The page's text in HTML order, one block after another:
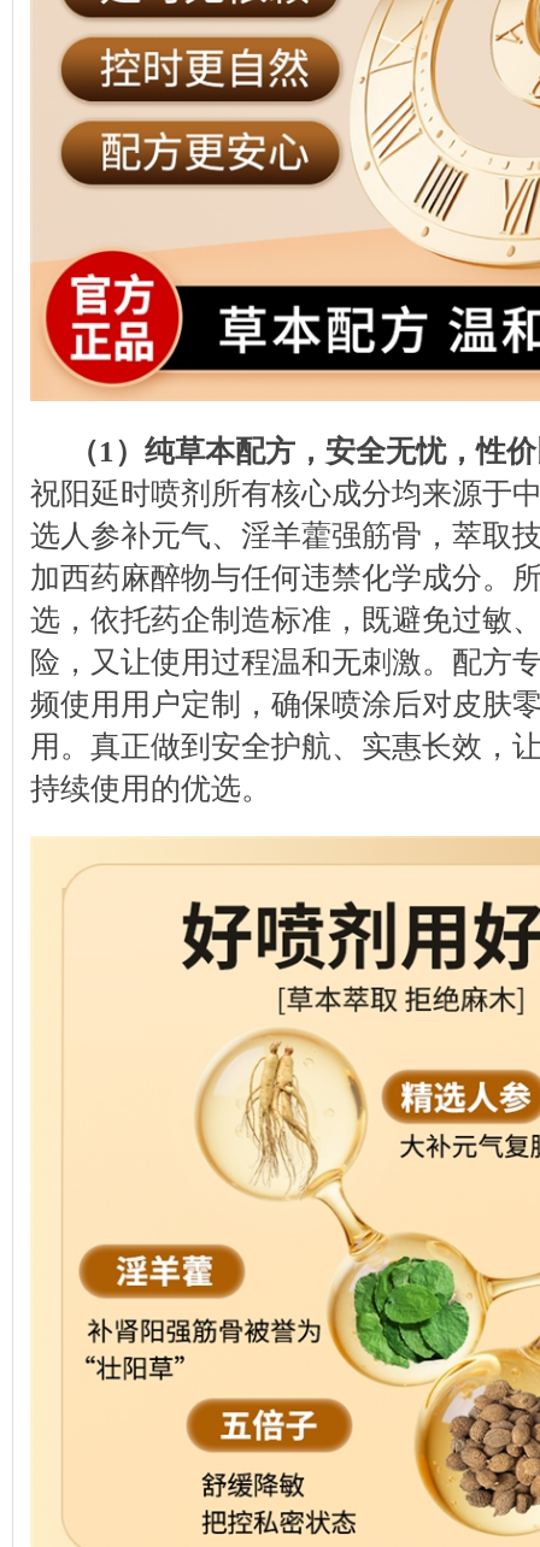
（1）纯草本配方，安全无忧，性
祝阳延时喷剂所有核心成分均来源于
选人参补元气、淫羊藿强筋骨，萃取
加西药麻醉物与任何违禁化学成分。
选，依托药企制造标准，既避免过敏
险，又让使用过程温和无刺激。配方
频使用用户定制，确保喷涂后对皮肤
用。真正做到安全护航、实惠长效，
持续使用的优选。